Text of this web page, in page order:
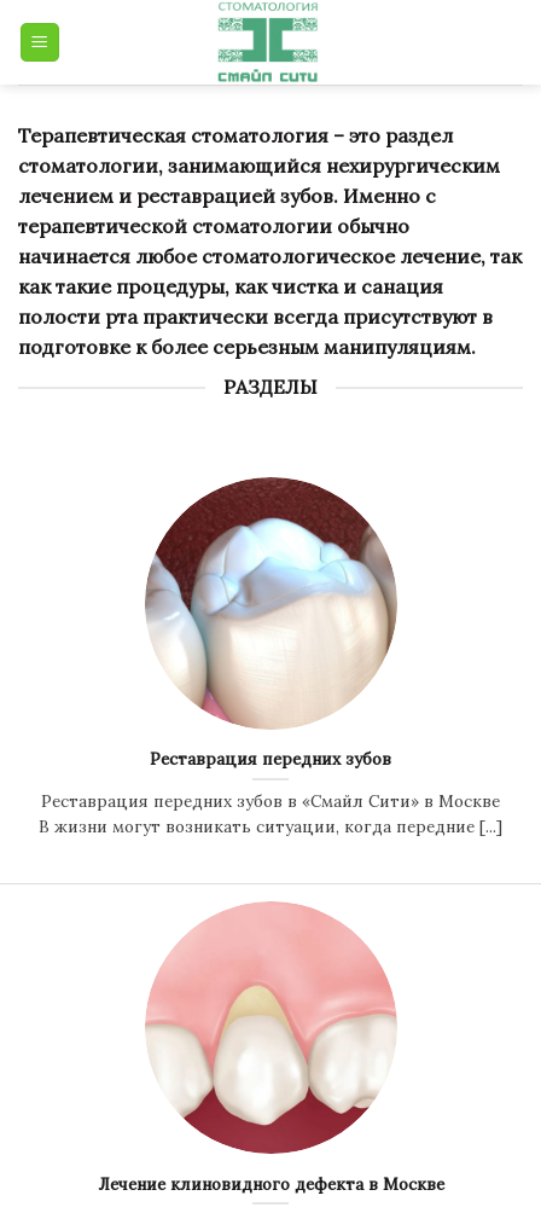
Терапевтическая стоматология – это раздел
стоматологии, занимающийся нехирургическим
лечением и реставрацией зубов. Именно с
терапевтической стоматологии обычно
начинается любое стоматологическое лечение, так
как такие процедуры, как чистка и санация
полости рта практически всегда присутствуют в
подготовке к более серьезным манипуляциям.
РАЗДЕЛЫ
Реставрация передних зубов
Реставрация передних зубов в «Смайл Сити» в Москве
В жизни могут возникать ситуации, когда передние [...]
Лечение клиновидного дефекта в Москве